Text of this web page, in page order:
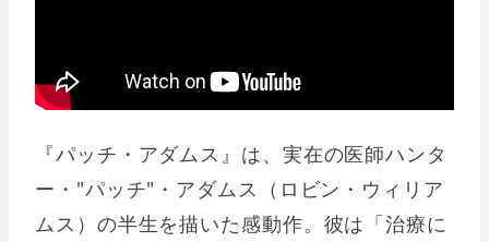
『パッチ・アダムス』は、実在の医師ハンタ
ー・"パッチ"・アダムス（ロビン・ウィリア
ムス）の半生を描いた感動作。彼は「治療に